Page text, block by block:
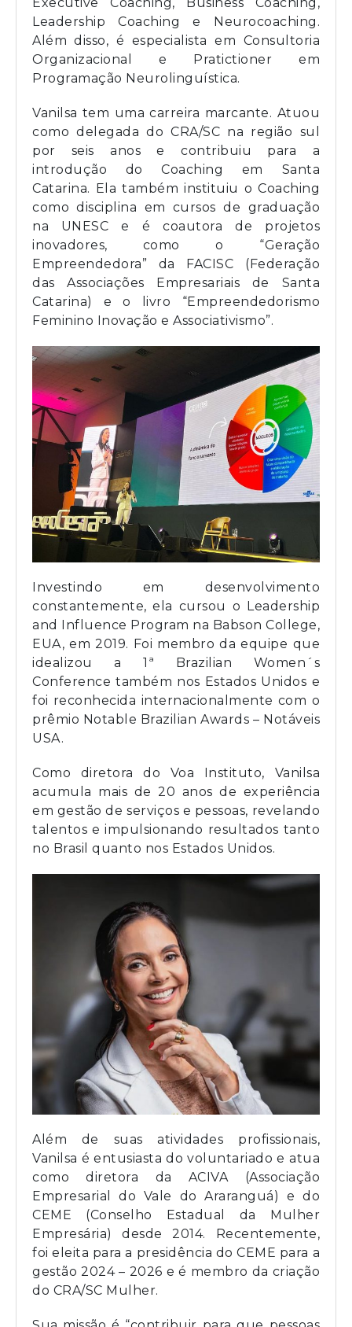
Leadership Coaching e Neurocoaching.
Além disso, é especialista em Consultoria
Organizacional e Pratictioner em
Programação Neurolinguística.
Vanilsa tem uma carreira marcante. Atuou
como delegada do CRA/SC na região sul
por seis anos e contribuiu para a
introdução do Coaching em Santa
Catarina. Ela também instituiu o Coaching
como disciplina em cursos de graduação
na UNESC e é coautora de projetos
inovadores, como o “Geração
Empreendedora” da FACISC (Federação
das Associações Empresariais de Santa
Catarina) e o livro “Empreendedorismo
Feminino Inovação e Associativismo”.
Investindo em desenvolvimento
constantemente, ela cursou o Leadership
and Influence Program na Babson College,
EUA, em 2019. Foi membro da equipe que
idealizou a 1ª Brazilian Women´s
Conference também nos Estados Unidos e
foi reconhecida internacionalmente com o
prêmio Notable Brazilian Awards – Notáveis
USA.
Como diretora do Voa Instituto, Vanilsa
acumula mais de 20 anos de experiência
em gestão de serviços e pessoas, revelando
talentos e impulsionando resultados tanto
no Brasil quanto nos Estados Unidos.
Além de suas atividades profissionais,
Vanilsa é entusiasta do voluntariado e atua
como diretora da ACIVA (Associação
Empresarial do Vale do Araranguá) e do
CEME (Conselho Estadual da Mulher
Empresária) desde 2014. Recentemente,
foi eleita para a presidência do CEME para a
gestão 2024 – 2026 e é membro da criação
do CRA/SC Mulher.